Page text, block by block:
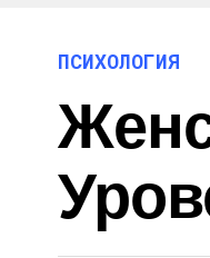
ПСИХОЛОГИЯ